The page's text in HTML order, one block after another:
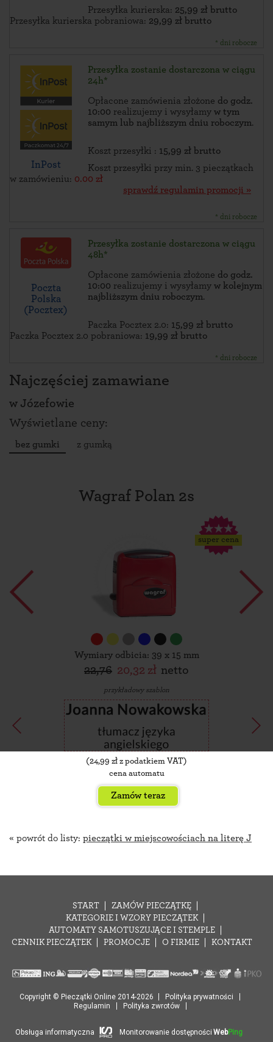
Przesyłka kurierska: 25,99 zł brutto
Przesyłka kurierska pobraniowa: 29,99 zł brutto
* dni robocze
InPost
Przesyłka zostanie dostarczona w ciągu
24h*
Opłacone zamówienia złożone do godz.
10:00 realizujemy i wysyłamy w tym
samym lub najbliższym dniu roboczym.
Koszt przesyłki : 15,99 zł brutto
Koszt przesyłki przy min. 3 pieczątkach
w zamówieniu: 0.00 zł
sprawdź regulamin promocji »
* dni robocze
Poczta
Polska
(Pocztex)
Przesyłka zostanie dostarczona w ciągu
48h*
Opłacone zamówienia złożone do godz.
10:00 realizujemy i wysyłamy w kolejnym
najbliższym dniu roboczym.
Paczka Pocztex 2.0: 15,99 zł brutto
Paczka Pocztex 2.0 pobraniowa: 19,99 zł brutto
* dni robocze
Najczęściej zamawiane
w Józefowie
Wyświetlane ceny:
bez gumki z gumką
Wagraf Polan 2s
super cena
Wymiary odbicia: 39 x 15 mm
22,76 20,32 zł netto
przykładowy szablon
(24,99 zł z podatkiem VAT)
cena automatu
Zamów teraz
« powrót do listy: pieczątki w miejscowościach na literę J
START
ZAMÓW PIECZĄTKĘ
KATEGORIE I WZORY PIECZĄTEK
AUTOMATY SAMOTUSZUJĄCE I STEMPLE
CENNIK PIECZĄTEK
PROMOCJE O FIRMIE KONTAKT
Copyright © Pieczątki Online 2014-2026
Polityka prywatności
Regulamin
Polityka zwrotów
Obsługa informatyczna Monitorowanie dostępności WebPing